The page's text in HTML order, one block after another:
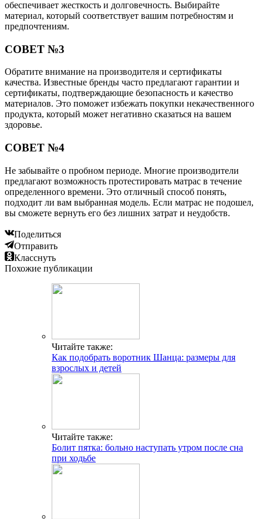
обеспечивает жесткость и долговечность. Выбирайте
материал, который соответствует вашим потребностям и
предпочтениям.
СОВЕТ №3
Обратите внимание на производителя и сертификаты
качества. Известные бренды часто предлагают гарантии и
сертификаты, подтверждающие безопасность и качество
материалов. Это поможет избежать покупки некачественного
продукта, который может негативно сказаться на вашем
здоровье.
СОВЕТ №4
Не забывайте о пробном периоде. Многие производители
предлагают возможность протестировать матрас в течение
определенного времени. Это отличный способ понять,
подходит ли вам выбранная модель. Если матрас не подошел,
вы сможете вернуть его без лишних затрат и неудобств.
Поделиться
Отправить
Класснуть
Похожие публикации
Читайте также:
Как подобрать воротник Шанца: размеры для
взрослых и детей
Читайте также:
Болит пятка: больно наступать утром после сна
при ходьбе